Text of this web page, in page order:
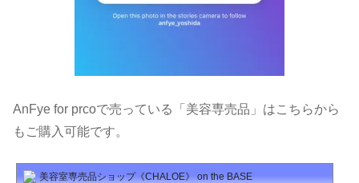
AnFye for prcoで売っている「美容専売品」はこちらから
もご購入可能です。
美容室専売品ショップ《CHALOE》 on the BASE